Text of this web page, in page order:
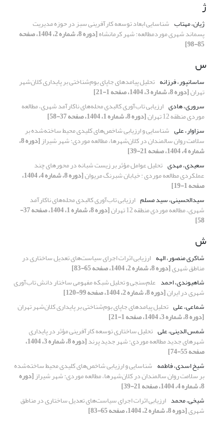
ژ
ژیان، مهتاب شناسایی ابعاد توسعه کارآفرینی سبز در حوزه مدیریت
پسماند شهری موردمطالعه: شهر کرمانشاه [دوره 8، شماره 2، 1404، صفحه
85-98]
س
ساسانپور، فرزانه تحلیل پیامدهای جاپای بوم‌شناختی بر پایداری کلان‌شهر
تهران[دوره 8، شماره 3، 1404، صفحه 1-21]
سروری، هادی ارزیابی تاب‌آوری کالبدی محله‌های ناکارآمد شهری، مطالعه
موردی منطقه 12 تهران
[دوره 8، شماره 1، 1404، صفحه 37-58]
سزاوار، علی شناسایی و ارزیابی شاخص‌های کلیدی محیط ساخته‌شده بر
سلامت روان سالمندان در کلان‌شهرها، مطالعه موردی: شهر شیراز [دوره 8،
شماره 4، 1404، صفحه 21-39]
سعیدی، مهدی تحلیل عوامل مؤثر بر زیست شبانه در محورهای چند
عملکردی مطالعه موردی : خیابان شبرنگ مریوان [دوره 8، شماره 4، 1404،
صفحه 1-19]
سیدالحسینی، سید مسلم ارزیابی تاب‌آوری کالبدی محله‌های ناکارآمد
شهری، مطالعه موردی منطقه 12 تهران [دوره 8، شماره 1، 1404، صفحه 37-
58]
ش
شاکری منصور، الهه ارزیابی اثرات اجرای سیاست‌های تعدیل ساختاری در
مناطق شهری[دوره 8، شماره 2، 1404، صفحه 65-83]
شاهیوندی، احمد علم‌سنجی و تحلیل شبکه مفهومی ساختار دانش تاب‌آوری
شهری در ایران[دوره 8، شماره 2، 1404، صفحه 99-120]
شماعی، علی تحلیل پیامدهای جاپای بوم‌شناختی بر پایداری کلان‌شهر تهران
[دوره 8، شماره 3، 1404، صفحه 1-21]
شمس الدینی، علی تحلیل ساختاری توسعه کارآفرینی مؤثر در پایداری
شهرهای جدید مطالعه موردی: شهر جدید پرند [دوره 8، شماره 3، 1404،
صفحه 55-74]
شیخ اسدی، فاطمه شناسایی و ارزیابی شاخص‌های کلیدی محیط ساخته‌شده
بر سلامت روان سالمندان در کلان‌شهرها، مطالعه موردی: شهر شیراز[دوره
8، شماره 4، 1404، صفحه 21-39]
شیخی، محمد ارزیابی اثرات اجرای سیاست‌های تعدیل ساختاری در مناطق
شهری[دوره 8، شماره 2، 1404، صفحه 65-83]